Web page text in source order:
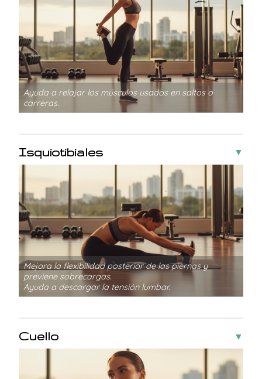
Ayuda a relajar los músculos usados en saltos o
carreras.
Isquiotibiales ▼
Mejora la flexibilidad posterior de las piernas y
previene sobrecargas.
Ayuda a descargar la tensión lumbar.
Cuello ▼